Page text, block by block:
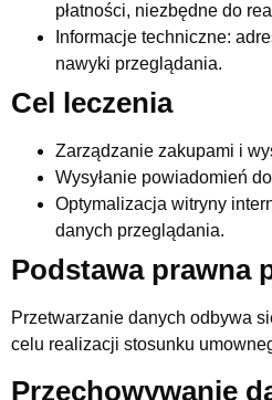
płatności, niezbędne do
Informacje techniczne:
nawyki przeglądania.
Cel leczenia
Zarządzanie zakupami i
Wysyłanie powiadomień
Optymalizacja witryny
danych przeglądania.
Podstawa prawna
Przetwarzanie danych odbywa
celu realizacji stosunku
Przechowywanie